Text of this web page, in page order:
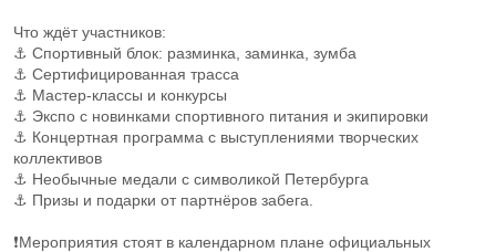
Что ждёт участников:
⚓ Спортивный блок: разминка, заминка, зумба
⚓ Сертифицированная трасса
⚓ Мастер-классы и конкурсы
⚓ Экспо с новинками спортивного питания и экипировки
⚓ Концертная программа с выступлениями творческих
коллективов
⚓ Необычные медали с символикой Петербурга
⚓ Призы и подарки от партнёров забега.
❗Мероприятия стоят в календарном плане официальных